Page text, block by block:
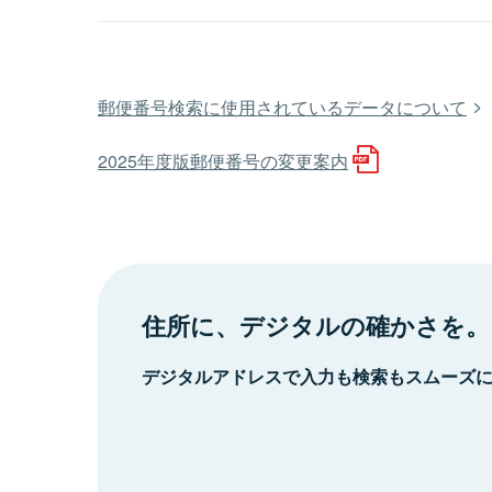
郵便番号検索に使用されているデータについて
2025年度版郵便番号の変更案内
住所に、デジタルの確かさを。
デジタルアドレスで入力も検索もスムーズ